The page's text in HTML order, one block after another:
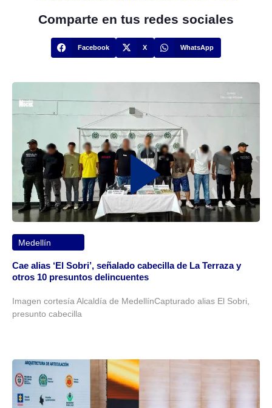
Comparte en tus redes sociales
Facebook X WhatsApp
Medellín
Cae alias ‘El Sobri’, señalado cabecilla de La Terraza y
otros 10 presuntos delincuentes
Imagen cortesía Alcaldía de MedellínCapturado alias El Sobri,
presunto cabecilla